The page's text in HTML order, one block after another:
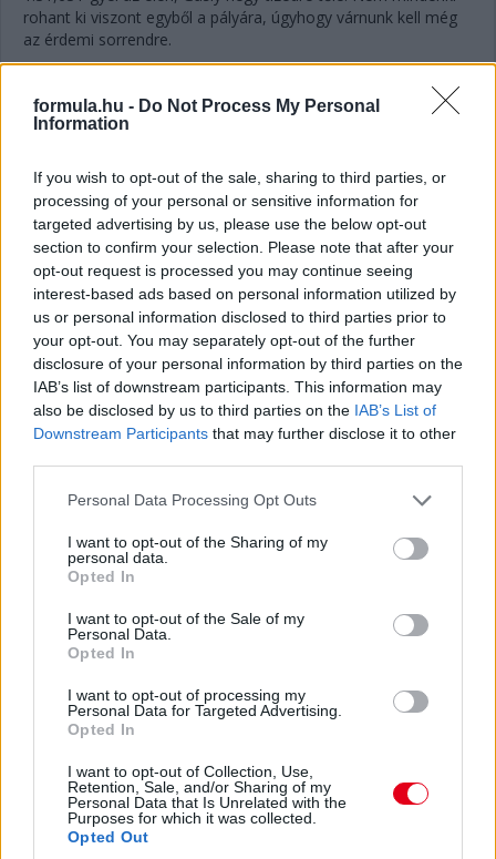
formula.hu - Do Not Process My Personal
Information
If you wish to opt-out of the sale, sharing to third parties, or
processing of your personal or sensitive information for
targeted advertising by us, please use the below opt-out
section to confirm your selection. Please note that after your
opt-out request is processed you may continue seeing
interest-based ads based on personal information utilized by
us or personal information disclosed to third parties prior to
your opt-out. You may separately opt-out of the further
disclosure of your personal information by third parties on the
IAB’s list of downstream participants. This information may
also be disclosed by us to third parties on the IAB’s List of
Downstream Participants that may further disclose it to other
Please note that this website/app uses one or more Google
not limited to your visit or usage behaviour. You may click to
grant or deny consent to Google and its third-party tags to
use your data for below specified purposes in below Google
consent section.
Personal Data Processing Opt Outs
I want to opt-out of the Sharing of my
personal data.
Opted In
I want to opt-out of the Sale of my
Personal Data.
Opted In
I want to opt-out of processing my
Personal Data for Targeted Advertising.
Opted In
I want to opt-out of Collection, Use,
Retention, Sale, and/or Sharing of my
Personal Data that Is Unrelated with the
Purposes for which it was collected.
Opted Out
rohant ki viszont egyből a pályára, úgyhogy várnunk kell még
az érdemi sorrendre.
pic.twitter.com/jBVRsF2lIP
— Scuderia AlphaTauri (@AlphaTauriF1)October 8,
08:01
Elindult a Q1, szokás szerint 18 perc áll a pilóták
rendelkezésére, hogy elkerüljék az utolsó öt pozíciót.
07:59
Közben megszületett az ítélet az imént említett Albon-ügyben:
1000 eurós bírságot kapott a Williams. Az egyik gumi ugyanis
egy másik szettből került az autóra, nem ugyanabból, mint a
az Alpine bejelentette Pierre Gaslyt
az AlphaTauri pedig
Nyck de Vriest . Érdemes végigböngészni a híreinket, mert már
versenyzőktől egyaránt.
Az FP3 után egyébként vizsgálatot indítottak Alexander Albon
és a Williams ellen, mivel összekevertek valamit a brit-thai által